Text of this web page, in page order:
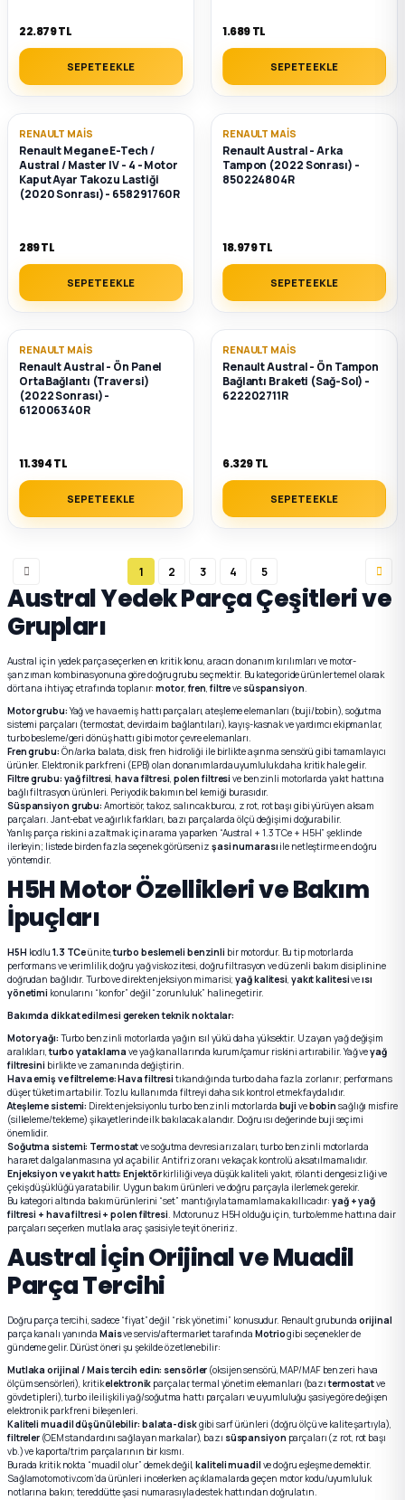
22.879 TL
SEPETE EKLE
1.689 TL
SEPETE EKLE
RENAULT MAIS
Renault Megane E-Tech /
Austral / Master IV - 4 - Motor
Kaput Ayar Takozu Lastiği
(2020 Sonrası) - 658291760R
289 TL
SEPETE EKLE
RENAULT MAIS
Renault Austral - Arka
Tampon (2022 Sonrası) -
850224804R
18.979 TL
SEPETE EKLE
RENAULT MAIS
Renault Austral - Ön Panel
Orta Bağlantı (Traversi)
(2022 Sonrası) -
612006340R
11.394 TL
SEPETE EKLE
RENAULT MAIS
Renault Austral - Ön Tampon
Bağlantı Braketi (Sağ-Sol) -
622202711R
6.329 TL
SEPETE EKLE
1 2 3 4 5
Austral Yedek Parça Çeşitleri ve
Grupları
Austral için yedek parça seçerken en kritik konu, aracın donanım kırılımları ve motor-
şanzıman kombinasyonuna göre doğru grubu seçmektir. Bu kategoride ürünler temel olarak
dört ana ihtiyaç etrafında toplanır:motor,fren,filtreve süspansiyon.
Motor grubu:Yağ ve hava emiş hattı parçaları, ateşleme elemanları (buji/bobin), soğutma
sistemi parçaları (termostat, devirdaim bağlantıları), kayış-kasnak ve yardımcı ekipmanlar,
turbo besleme/geri dönüş hattı gibi motor çevre elemanları.
Fren grubu: Ön/arka balata, disk, fren hidroliği ile birlikte aşınma sensörü gibi tamamlayıcı
ürünler. Elektronik park freni (EPB) olan donanımlarda uyumluluk daha kritik hale gelir.
Filtre grubu: yağ filtresi,hava filtresi, polen filtresi ve benzinli motorlarda yakıt hattına
bağlı filtrasyon ürünleri. Periyodik bakımın bel kemiği burasıdır.
Süspansiyon grubu: Amortisör, takoz, salıncak burcu, z rot, rot başı gibi yürüyen aksam
parçaları. Jant-ebat ve ağırlık farkları, bazı parçalarda ölçü değişimi doğurabilir.
Yanlış parça riskini azaltmak için arama yaparken “Austral + 1.3 TCe + H5H” şeklinde
ilerleyin; listede birden fazla seçenek görürseniz şasi numarası ile netleştirme en doğru
yöntemdir.
H5H Motor Özellikleri ve Bakım
İpuçları
H5H kodlu 1.3 TCeünite,turbo beslemeli benzinli bir motordur. Bu tip motorlarda
performans ve verimlilik, doğru yağ viskozitesi, doğru filtrasyon ve düzenli bakım disiplinine
doğrudan bağlıdır. Turbo ve direkt enjeksiyon mimarisi;yağ kalitesi, yakıt kalitesiveısı
yönetimi konularını “konfor” değil “zorunluluk” haline getirir.
Bakımda dikkat edilmesi gereken teknik noktalar:
Motor yağı: Turbo benzinli motorlarda yağın ısıl yükü daha yüksektir. Uzayan yağ değişim
aralıkları,turbo yataklama ve yağ kanallarında kurum/çamur riskini artırabilir. Yağ veyağ
filtresini birlikte ve zamanında değiştirin.
Hava emiş ve filtreleme:Hava filtresi tıkandığında turbo daha fazla zorlanır; performans
düşer, tüketim artabilir. Tozlu kullanımda filtreyi daha sık kontrol etmek faydalıdır.
Ateşleme sistemi: Direkt enjeksiyonlu turbo benzinli motorlarda buji vebobin sağlığı misfire
(silkeleme/tekleme) şikayetlerinde ilk bakılacak alandır. Doğru ısı değerinde buji seçimi
önemlidir.
Soğutma sistemi: Termostatve soğutma devresi arızaları, turbo benzinli motorlarda
hararet dalgalanmasına yol açabilir. Antifriz oranı ve kaçak kontrolü aksatılmamalıdır.
Enjeksiyon ve yakıt hattı: Enjektörkirliliği veya düşük kaliteli yakıt, rölanti dengesizliği ve
çekiş düşüklüğü yaratabilir. Uygun bakım ürünleri ve doğru parçayla ilerlemek gerekir.
Bu kategori altında bakım ürünlerini “set” mantığıyla tamamlamak akıllıcadır:yağ + yağ
filtresi + hava filtresi + polen filtresi. Motorunuz H5H olduğu için, turbo/emme hattına dair
parçaları seçerken mutlaka araç şasisiyle teyit öneririz.
Austral İçin Orijinal ve Muadil
Parça Tercihi
Doğru parça tercihi, sadece “fiyat” değil “risk yönetimi” konusudur. Renault grubundaorijinal
parça kanalı yanında Maisve servis/aftermarket tarafındaMotriogibi seçenekler de
gündeme gelir. Dürüst öneri şu şekilde özetlenebilir:
Mutlaka orijinal / Mais tercih edin: sensörler (oksijen sensörü, MAP/MAF benzeri hava
ölçüm sensörleri), kritikelektronik parçalar, termal yönetim elemanları (bazıtermostatve
gövde tipleri), turbo ile ilişkili yağ/soğutma hattı parçaları ve uyumluluğu şasiye göre değişen
elektronik park freni bileşenleri.
Kaliteli muadil düşünülebilir: balata-diskgibi sarf ürünleri (doğru ölçü ve kalite şartıyla),
filtreler (OEM standardını sağlayan markalar), bazı süspansiyon parçaları (z rot, rot başı
vb.) ve kaporta/trim parçalarının bir kısmı.
Burada kritik nokta “muadil olur” demek değil,kaliteli muadil ve doğru eşleşme demektir.
Sağlamotomotiv.com’da ürünleri incelerken açıklamalarda geçen motor kodu/uyumluluk
notlarına bakın; tereddütte şasi numarasıyla destek hattından doğrulatın.